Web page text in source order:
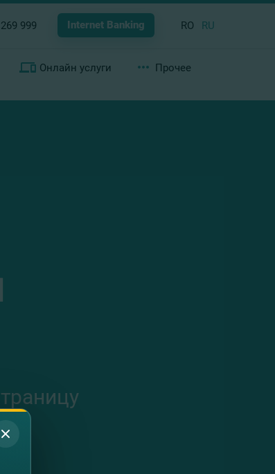
269 999 Internet Banking RO RU
Онлайн услуги Прочее